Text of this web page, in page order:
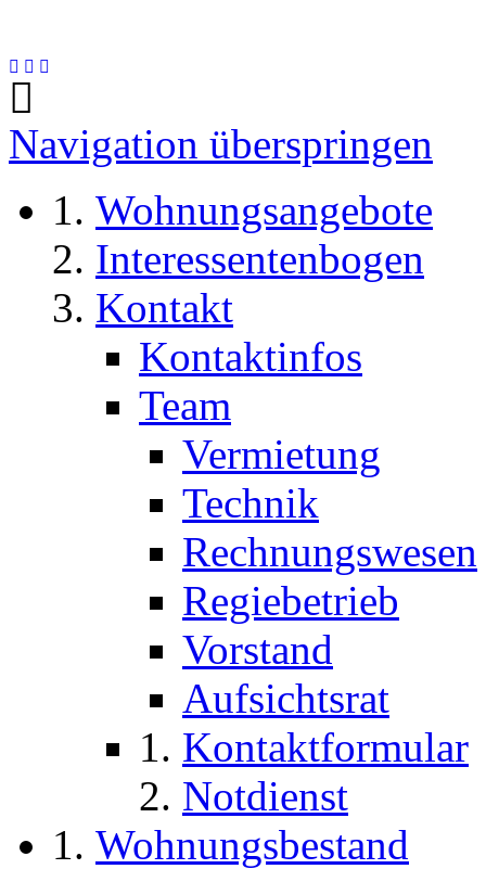
Navigation überspringen
Wohnungsangebote
Interessentenbogen
Kontakt
Kontaktinfos
Team
Vermietung
Technik
Rechnungswesen
Regiebetrieb
Vorstand
Aufsichtsrat
Kontaktformular
Notdienst
Wohnungsbestand